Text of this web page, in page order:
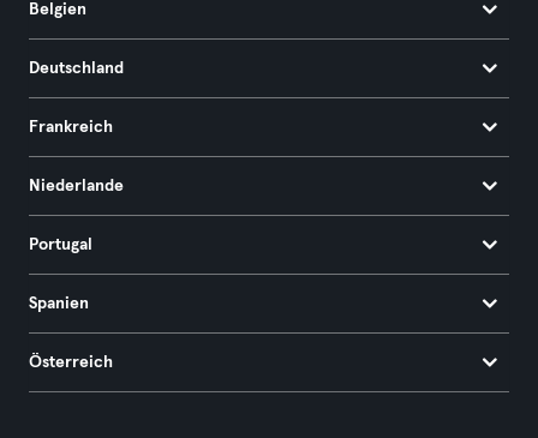
Belgien
Deutschland
Frankreich
Niederlande
Portugal
Spanien
Österreich